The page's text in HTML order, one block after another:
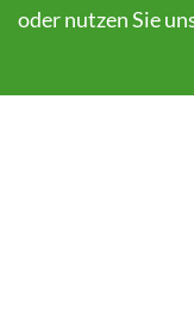
oder nutzen Sie